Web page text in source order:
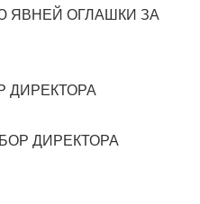
ЯВНЕЙ ОГЛАШКИ ЗА
ДИРЕКТОРА
ДИРЕКТОРА